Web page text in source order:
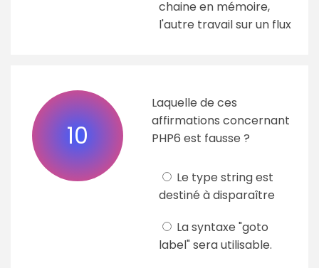
chaine en mémoire,
l'autre travail sur un flux
10
Laquelle de ces
affirmations concernant
PHP6 est fausse ?
Le type string est
destiné à disparaître
La syntaxe "goto
label" sera utilisable.